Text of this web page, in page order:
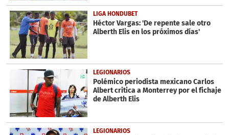
LIGA HONDUBET
Héctor Vargas: 'De repente sale otro
Alberth Elis en los próximos días'
LEGIONARIOS
Polémico periodista mexicano Carlos
Albert critica a Monterrey por el fichaje
de Alberth Elis
LEGIONARIOS